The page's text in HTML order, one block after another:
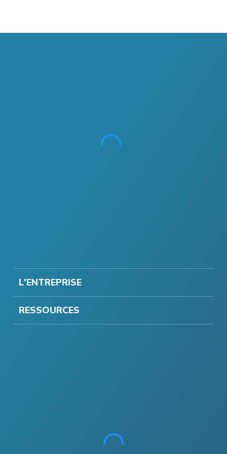
L'ENTREPRISE
RESSOURCES